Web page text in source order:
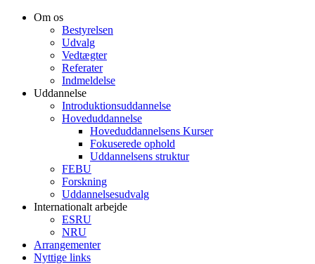
Om os
Bestyrelsen
Udvalg
Vedtægter
Referater
Indmeldelse
Uddannelse
Introduktionsuddannelse
Hoveduddannelse
Hoveduddannelsens Kurser
Fokuserede ophold
Uddannelsens struktur
FEBU
Forskning
Uddannelsesudvalg
Internationalt arbejde
ESRU
NRU
Arrangementer
Nyttige links